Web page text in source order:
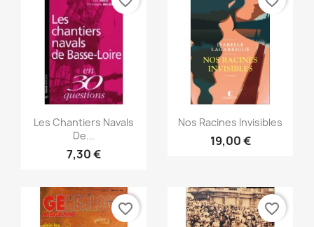
Vista rápida
Les Chantiers Navals
De...
7,30 €
Vista rápida
Nos Racines Invisibles
19,00 €
favorite_border favorite_border